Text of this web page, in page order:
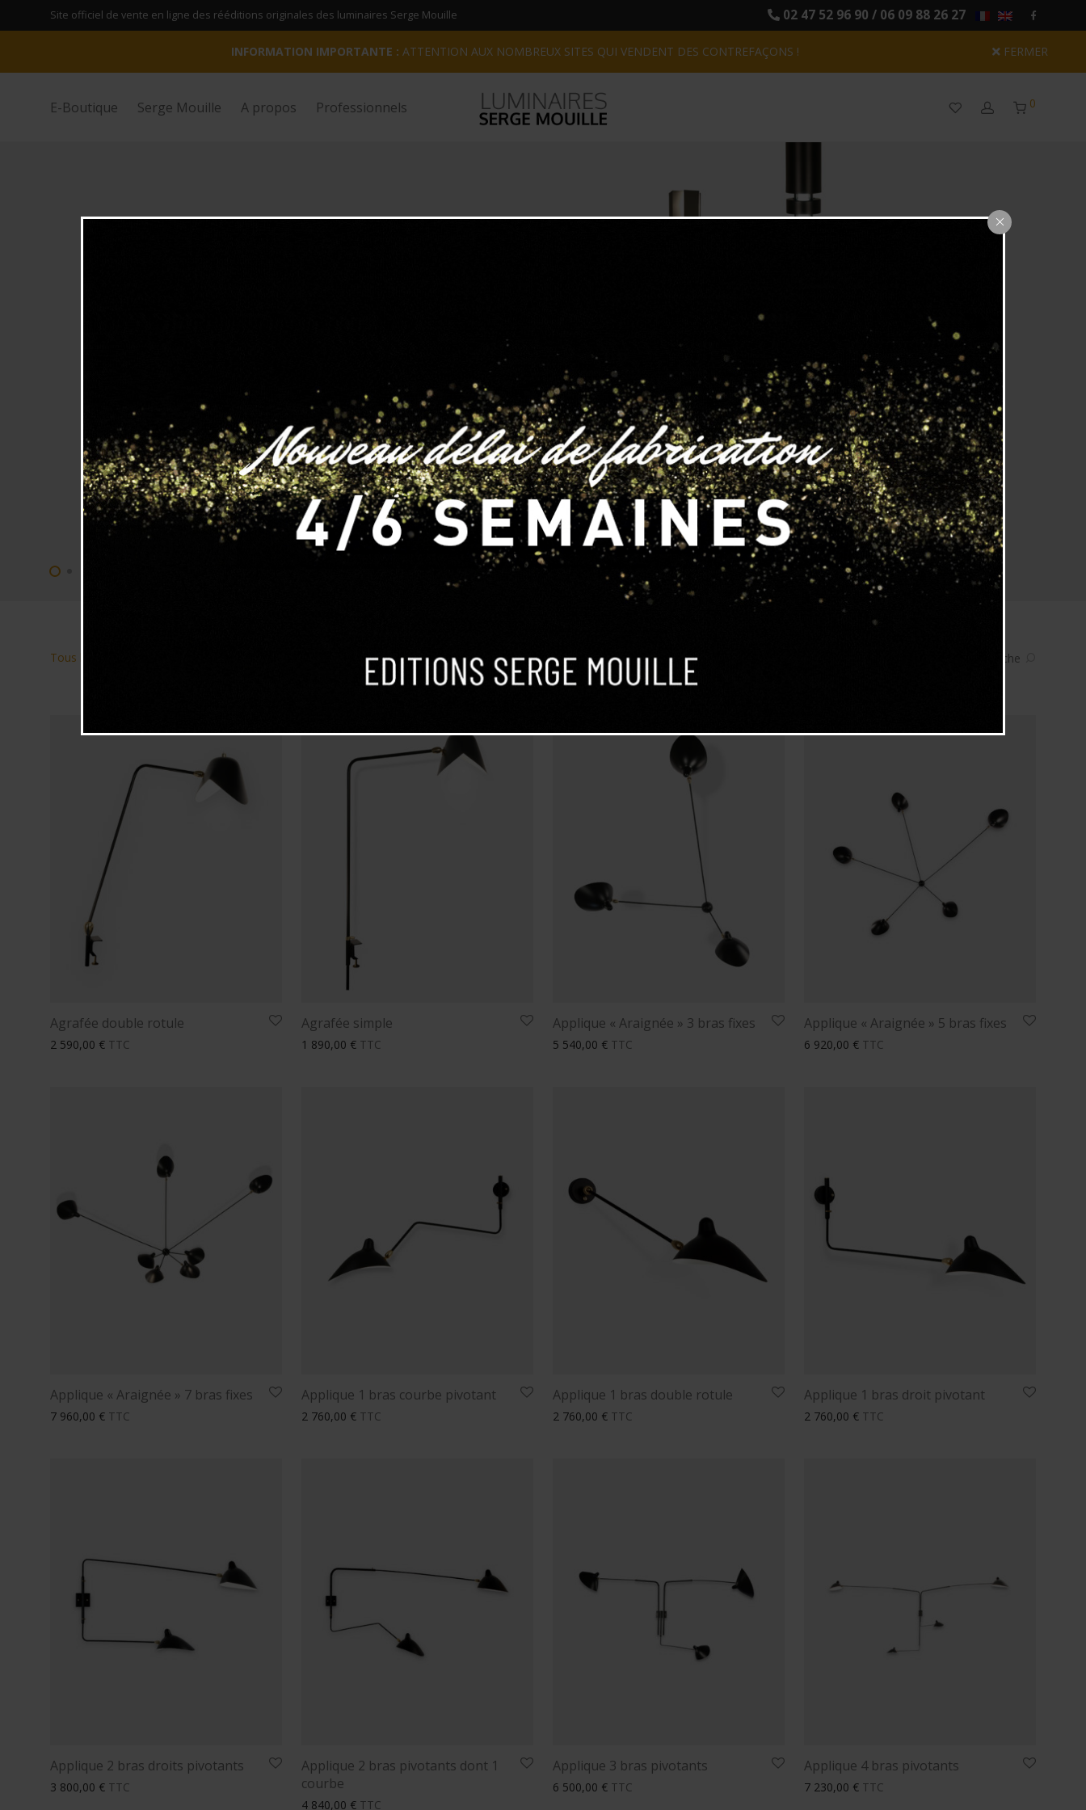
Site officiel de vente en ligne des rééditions originales des luminaires Serge Mouille 02 47 52 96 90 / 06 09 88 26 27
INFORMATION IMPORTANTE : ATTENTION AUX NOMBREUX SITES QUI VENDENT DES CONTREFAÇONS ! FERMER
E-Boutique Serge Mouille A propos Professionnels 0
Colonnes lumineuses
Recherche
Tous les produits Petites Appliques ⁄ Colonnes lumineuses ⁄ Grandes Appliques ⁄ Lampadaires
Agrafée double rotule
2 590,00 € TTC
Agrafée simple
1 890,00 € TTC
Applique « Araignée » 3 bras fixes
5 540,00 € TTC
Applique « Araignée » 5 bras fixes
6 920,00 € TTC
Applique « Araignée » 7 bras fixes
7 960,00 € TTC
Applique 1 bras courbe pivotant
2 760,00 € TTC
Applique 1 bras double rotule
2 760,00 € TTC
Applique 1 bras droit pivotant
2 760,00 € TTC
Applique 2 bras droits pivotants
3 800,00 € TTC
Applique 2 bras pivotants dont 1
courbe
4 840,00 € TTC
Applique 3 bras pivotants
6 500,00 € TTC
Applique 4 bras pivotants
7 230,00 € TTC